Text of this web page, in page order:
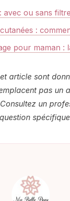
avec ou sans
:
pour maman :
article sont
pas un
un